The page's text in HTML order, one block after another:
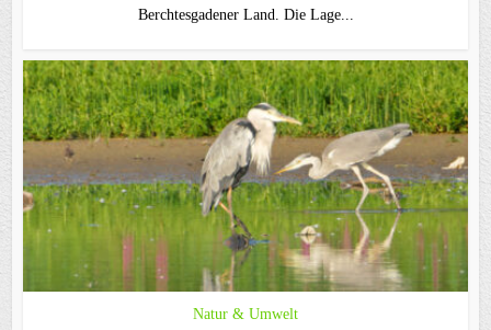
Berchtesgadener Land. Die Lage...
Natur & Umwelt